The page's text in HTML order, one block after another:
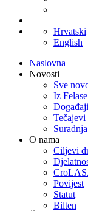
Hrvatski
English
Naslovna
Novosti
Sve
Iz Felase
Događaji
Tečajevi
Suradnja
O nama
Ciljevi
Povijest
Statut
Bilten